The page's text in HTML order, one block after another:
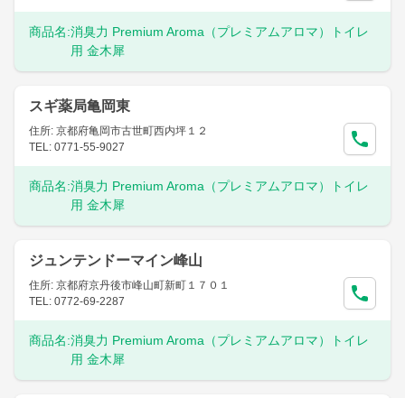
商品名:消臭力 Premium Aroma（プレミアムアロマ）トイレ
用 金木犀
スギ薬局亀岡東
住所: 京都府亀岡市古世町西内坪１２
TEL: 0771-55-9027
商品名:消臭力 Premium Aroma（プレミアムアロマ）トイレ
用 金木犀
ジュンテンドーマイン峰山
住所: 京都府京丹後市峰山町新町１７０１
TEL: 0772-69-2287
商品名:消臭力 Premium Aroma（プレミアムアロマ）トイレ
用 金木犀